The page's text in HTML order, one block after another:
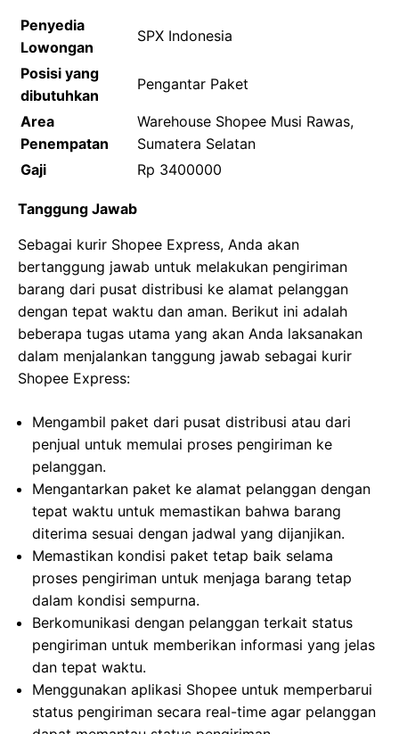
Penyedia
Lowongan
SPX Indonesia
Posisi yang
dibutuhkan
Pengantar Paket
Area
Penempatan
Warehouse Shopee Musi Rawas,
Sumatera Selatan
Gaji
Rp 3400000
Tanggung Jawab
Sebagai kurir Shopee Express, Anda akan
bertanggung jawab untuk melakukan pengiriman
barang dari pusat distribusi ke alamat pelanggan
dengan tepat waktu dan aman. Berikut ini adalah
beberapa tugas utama yang akan Anda laksanakan
dalam menjalankan tanggung jawab sebagai kurir
Shopee Express:
Mengambil paket dari pusat distribusi atau dari
penjual untuk memulai proses pengiriman ke
pelanggan.
Mengantarkan paket ke alamat pelanggan dengan
tepat waktu untuk memastikan bahwa barang
diterima sesuai dengan jadwal yang dijanjikan.
Memastikan kondisi paket tetap baik selama
proses pengiriman untuk menjaga barang tetap
dalam kondisi sempurna.
Berkomunikasi dengan pelanggan terkait status
pengiriman untuk memberikan informasi yang jelas
dan tepat waktu.
Menggunakan aplikasi Shopee untuk memperbarui
status pengiriman secara real-time agar pelanggan